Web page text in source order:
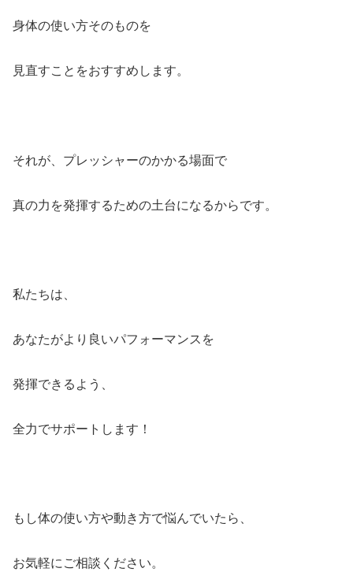
身体の使い方そのものを
見直すことをおすすめします。
それが、プレッシャーのかかる場面で
真の力を発揮するための土台になるからです。
私たちは、
あなたがより良いパフォーマンスを
発揮できるよう、
全力でサポートします！
もし体の使い方や動き方で悩んでいたら、
お気軽にご相談ください。